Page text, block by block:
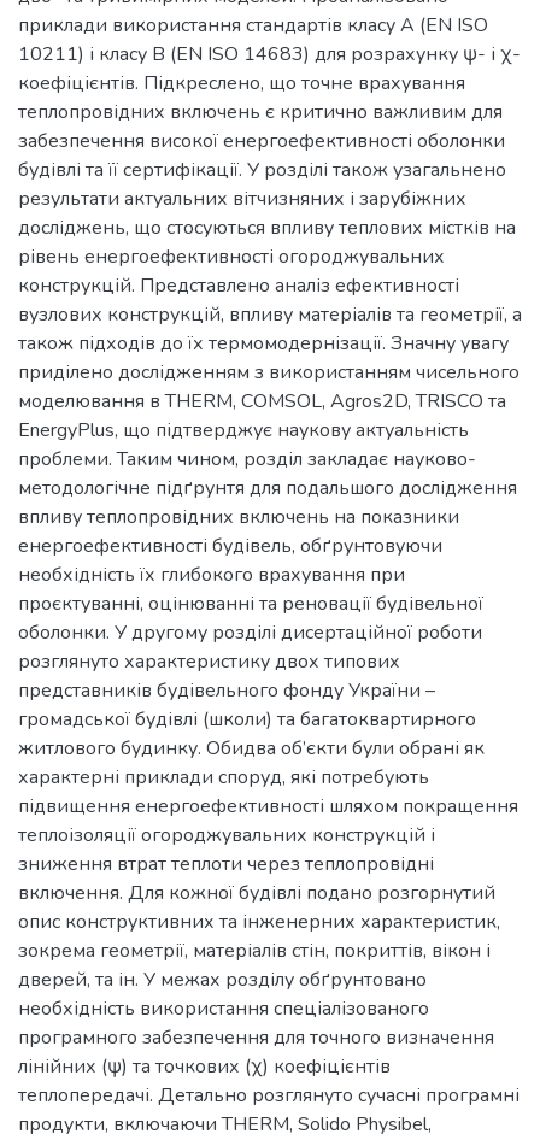
приклади використання стандартів класу А (EN ISO
10211) і класу B (EN ISO 14683) для розрахунку ψ- і χ-
коефіцієнтів. Підкреслено, що точне врахування
теплопровідних включень є критично важливим для
забезпечення високої енергоефективності оболонки
будівлі та її сертифікації. У розділі також узагальнено
результати актуальних вітчизняних і зарубіжних
досліджень, що стосуються впливу теплових містків на
рівень енергоефективності огороджувальних
конструкцій. Представлено аналіз ефективності
вузлових конструкцій, впливу матеріалів та геометрії, а
також підходів до їх термомодернізації. Значну увагу
приділено дослідженням з використанням чисельного
моделювання в THERM, COMSOL, Agros2D, TRISCO та
EnergyPlus, що підтверджує наукову актуальність
проблеми. Таким чином, розділ закладає науково-
методологічне підґрунтя для подальшого дослідження
впливу теплопровідних включень на показники
енергоефективності будівель, обґрунтовуючи
необхідність їх глибокого врахування при
проєктуванні, оцінюванні та реновації будівельної
оболонки. У другому розділі дисертаційної роботи
розглянуто характеристику двох типових
представників будівельного фонду України –
громадської будівлі (школи) та багатоквартирного
житлового будинку. Обидва об’єкти були обрані як
характерні приклади споруд, які потребують
підвищення енергоефективності шляхом покращення
теплоізоляції огороджувальних конструкцій і
зниження втрат теплоти через теплопровідні
включення. Для кожної будівлі подано розгорнутий
опис конструктивних та інженерних характеристик,
зокрема геометрії, матеріалів стін, покриттів, вікон і
дверей, та ін. У межах розділу обґрунтовано
необхідність використання спеціалізованого
програмного забезпечення для точного визначення
лінійних (ψ) та точкових (χ) коефіцієнтів
теплопередачі. Детально розглянуто сучасні програмні
продукти, включаючи THERM, Solido Physibel,